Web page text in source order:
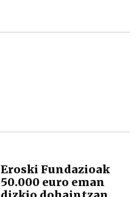
Eroski Fundazioak
50.000 euro eman